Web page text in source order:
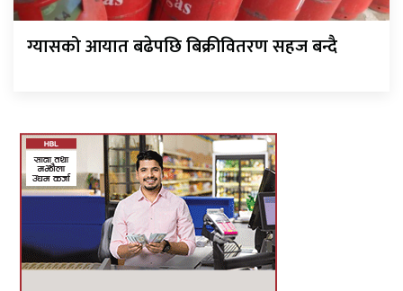
ग्यासको आयात बढेपछि बिक्रीवितरण सहज बन्दै